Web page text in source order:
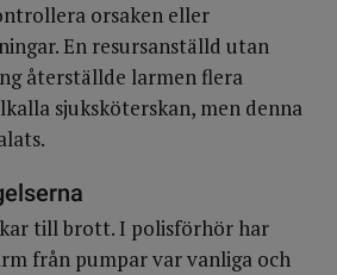
orsaken eller
En resursanställd utan
återställde larmen flera
sjuksköterskan, men denna
till brott. I polisförhör har
från pumpar var vanliga och